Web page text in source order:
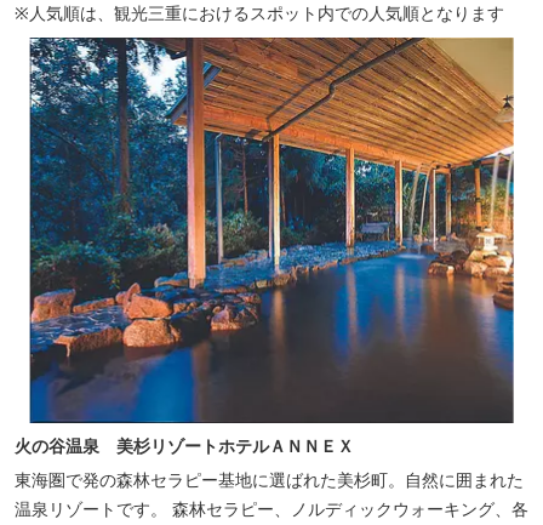
※人気順は、観光三重におけるスポット内での人気順となります
火の谷温泉 美杉リゾートホテルＡＮＮＥＸ
東海圏で発の森林セラピー基地に選ばれた美杉町。自然に囲まれた
温泉リゾートです。 森林セラピー、ノルディックウォーキング、各